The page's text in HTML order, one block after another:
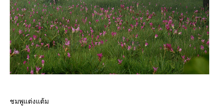
ชมพูแต่งแต้ม